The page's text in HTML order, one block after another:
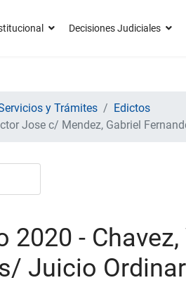
Decisiones Judiciales
y Trámites
Edictos
Jose c/ Mendez, Gabriel
2020 -
Juicio